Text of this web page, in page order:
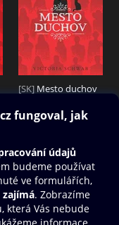
[SK] Mesto duchov
289 Kč